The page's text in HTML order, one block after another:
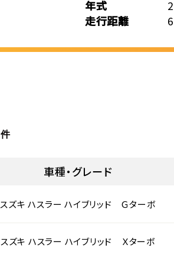
年式
走行距離
件
車種・グレード
スズキ ハスラー ハイブリッド Ｇターボ
スズキ ハスラー ハイブリッド Ｘターボ